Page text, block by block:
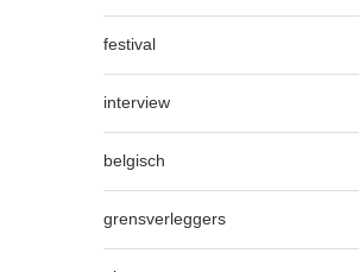
festival
interview
belgisch
grensverleggers